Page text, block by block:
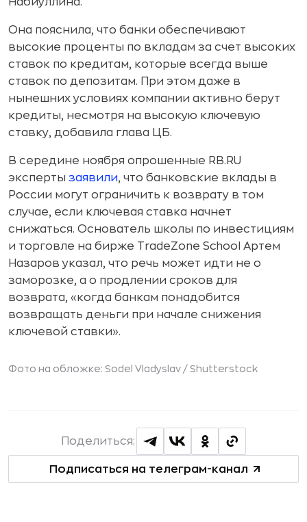
Она пояснила, что банки обеспечивают
высокие проценты по вкладам за счет высоких
ставок по кредитам, которые всегда выше
ставок по депозитам. При этом даже в
нынешних условиях компании активно берут
кредиты, несмотря на высокую ключевую
ставку, добавила глава ЦБ.
В середине ноября опрошенные RB.RU
эксперты заявили, что банковские вклады в
России могут ограничить к возврату в том
случае, если ключевая ставка начнет
снижаться. Основатель школы по инвестициям
и торговле на бирже TradeZone School Артем
Назаров указал, что речь может идти не о
заморозке, а о продлении сроков для
возврата, «когда банкам понадобится
возвращать деньги при начале снижения
ключевой ставки».
Фото на обложке: Sodel Vladyslav / Shutterstock
Подписаться на телеграм-канал
Поделиться: